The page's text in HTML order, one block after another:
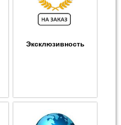
Эксклюзивность